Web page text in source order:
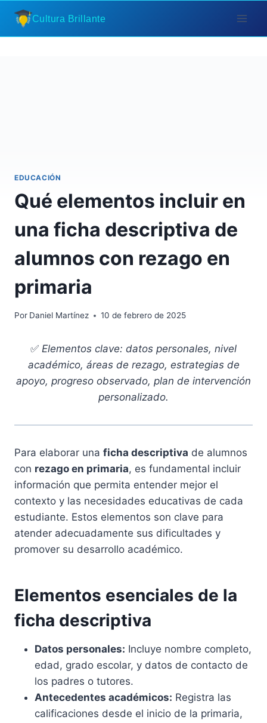
Saltar
contenido
Cultura Brillante
EDUCACIÓN
Qué elementos incluir en
una ficha descriptiva de
alumnos con rezago en
primaria
Por Daniel Martínez 10 de febrero de 2025
✅ Elementos clave: datos personales, nivel
académico, áreas de rezago, estrategias de
apoyo, progreso observado, plan de intervención
personalizado.
Para elaborar una ficha descriptiva de alumnos
con rezago en primaria, es fundamental incluir
información que permita entender mejor el
contexto y las necesidades educativas de cada
estudiante. Estos elementos son clave para
atender adecuadamente sus dificultades y
promover su desarrollo académico.
Elementos esenciales de la
ficha descriptiva
Datos personales: Incluye nombre completo,
edad, grado escolar, y datos de contacto de
los padres o tutores.
Antecedentes académicos: Registra las
calificaciones desde el inicio de la primaria,